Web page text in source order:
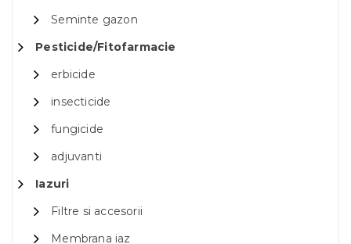
Seminte gazon
Pesticide/Fitofarmacie
erbicide
insecticide
fungicide
adjuvanti
Iazuri
Filtre si accesorii
Membrana iaz